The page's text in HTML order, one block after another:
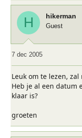
H hikerman
Guest
7 dec 2005
Leuk om te lezen,
Heb je al een datum
klaar is?
groeten